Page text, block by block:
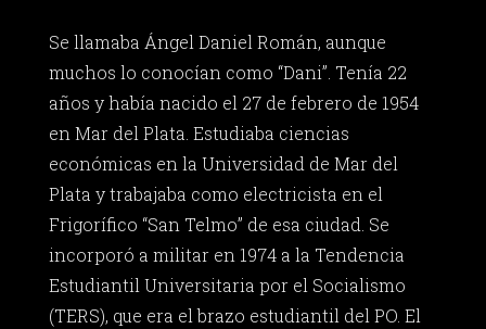
Se llamaba Ángel Daniel Román, aunque
muchos lo conocían como “Dani”. Tenía 22
años y había nacido el 27 de febrero de 1954
en Mar del Plata. Estudiaba ciencias
económicas en la Universidad de Mar del
Plata y trabajaba como electricista en el
Frigorífico “San Telmo” de esa ciudad. Se
incorporó a militar en 1974 a la Tendencia
Estudiantil Universitaria por el Socialismo
(TERS), que era el brazo estudiantil del PO. El